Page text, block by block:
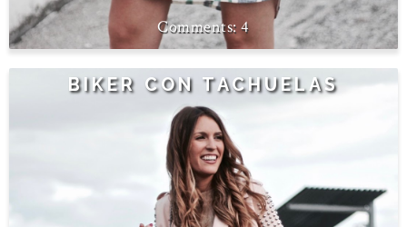
4
BIKER CON TACHUELAS